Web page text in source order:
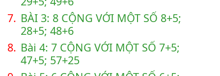
7. BÀI 3: 8 CỘNG VỚI MỘT SỐ 8+5;
28+5; 48+6
8. Bài 4: 7 CỘNG VỚI MỘT SỐ 7+5;
47+5; 57+25